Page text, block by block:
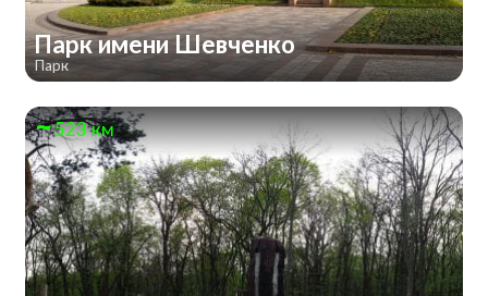
Парк имени Шевченко
Парк
523 км